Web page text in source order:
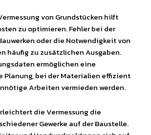
von Grundstücken hilft
zu optimieren. Fehler bei der
oder die Notwendigkeit von
häufig zu zusätzlichen Ausgaben.
ermöglichen eine
Planung, bei der Materialien effizient
Arbeiten vermieden werden.
die Vermessung die
Gewerke auf der Baustelle.